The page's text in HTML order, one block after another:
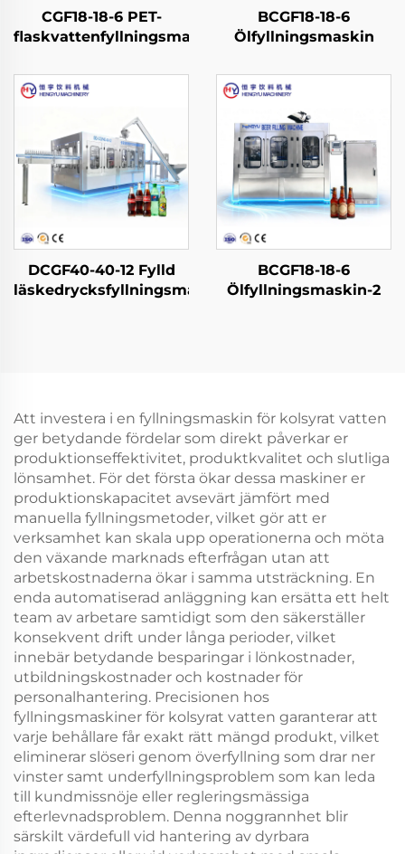
CGF18-18-6 PET-
flaskvattenfyllningsmaskin
BCGF18-18-6
Ölfyllningsmaskin
DCGF40-40-12 Fylld
läskedrycksfyllningsmaskin
BCGF18-18-6
Ölfyllningsmaskin-2
Att investera i en fyllningsmaskin för kolsyrat vatten
ger betydande fördelar som direkt påverkar er
produktionseffektivitet, produktkvalitet och slutliga
lönsamhet. För det första ökar dessa maskiner er
produktionskapacitet avsevärt jämfört med
manuella fyllningsmetoder, vilket gör att er
verksamhet kan skala upp operationerna och möta
den växande marknads efterfrågan utan att
arbetskostnaderna ökar i samma utsträckning. En
enda automatiserad anläggning kan ersätta ett helt
team av arbetare samtidigt som den säkerställer
konsekvent drift under långa perioder, vilket
innebär betydande besparingar i lönkostnader,
utbildningskostnader och kostnader för
personalhantering. Precisionen hos
fyllningsmaskiner för kolsyrat vatten garanterar att
varje behållare får exakt rätt mängd produkt, vilket
eliminerar slöseri genom överfyllning som drar ner
vinster samt underfyllningsproblem som kan leda
till kundmissnöje eller regleringsmässiga
efterlevnadsproblem. Denna noggrannhet blir
särskilt värdefull vid hantering av dyrbara